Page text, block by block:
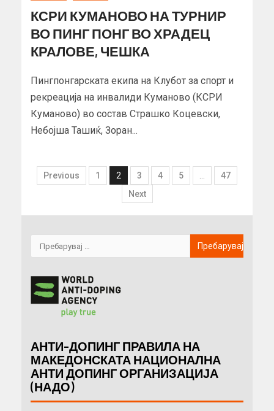
КСРИ КУМАНОВО НА ТУРНИР
ВО ПИНГ ПОНГ ВО ХРАДЕЦ
КРАЛОВЕ, ЧЕШКА
Пингпонгарската екипа на Клубот за спорт и
рекреација на инвалиди Куманово (КСРИ
Куманово) во состав Страшко Коцевски,
Небојша Ташиќ, Зоран...
Previous 1 2 3 4 5 …
47
Next
АНТИ-ДОПИНГ ПРАВИЛА НА
МАКЕДОНСКАТА НАЦИОНАЛНА
АНТИ ДОПИНГ ОРГАНИЗАЦИЈА
(НАДО)